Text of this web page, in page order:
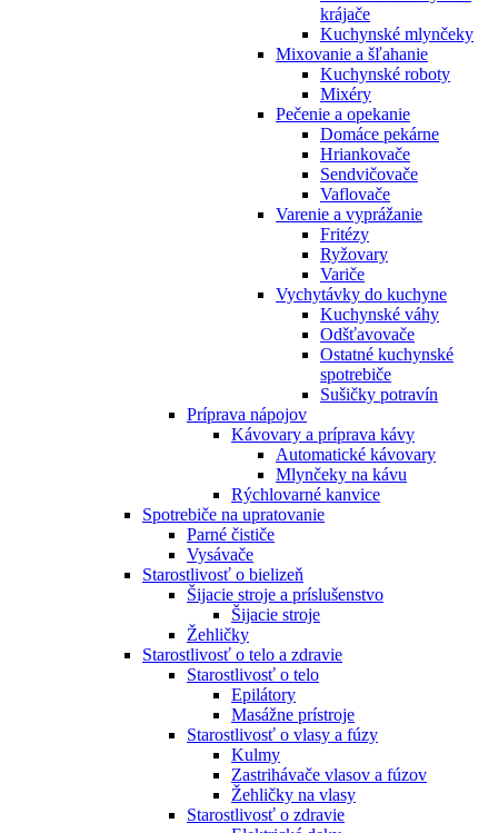
krájače
Kuchynské mlynčeky
Mixovanie a šľahanie
Kuchynské roboty
Mixéry
Pečenie a opekanie
Domáce pekárne
Hriankovače
Sendvičovače
Vaflovače
Varenie a vyprážanie
Fritézy
Ryžovary
Variče
Vychytávky do kuchyne
Kuchynské váhy
Odšťavovače
Ostatné kuchynské
spotrebiče
Sušičky potravín
Príprava nápojov
Kávovary a príprava kávy
Automatické kávovary
Mlynčeky na kávu
Rýchlovarné kanvice
Spotrebiče na upratovanie
Parné čističe
Vysávače
Starostlivosť o bielizeň
Šijacie stroje a príslušenstvo
Šijacie stroje
Žehličky
Starostlivosť o telo a zdravie
Starostlivosť o telo
Epilátory
Masážne prístroje
Starostlivosť o vlasy a fúzy
Kulmy
Zastrihávače vlasov a fúzov
Žehličky na vlasy
Starostlivosť o zdravie